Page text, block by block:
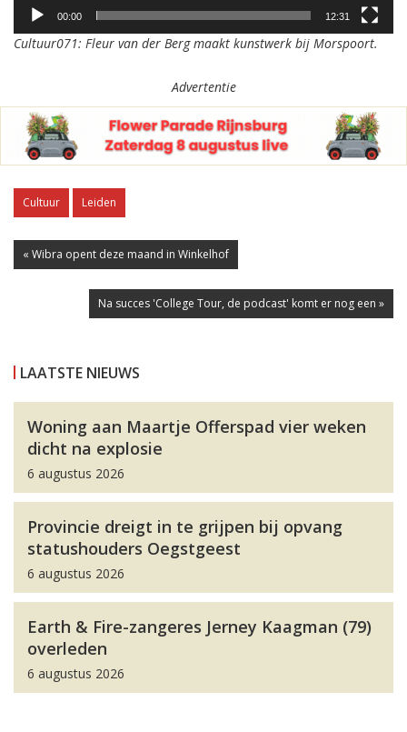
00:00 12:31
Cultuur071: Fleur van der Berg maakt kunstwerk bij Morspoort.
Advertentie
Cultuur Leiden
« Wibra opent deze maand in Winkelhof
Na succes 'College Tour, de podcast' komt er nog een »
LAATSTE NIEUWS
Woning aan Maartje Offerspad vier weken
dicht na explosie
6 augustus 2026
Provincie dreigt in te grijpen bij opvang
statushouders Oegstgeest
6 augustus 2026
Earth & Fire-zangeres Jerney Kaagman (79)
overleden
6 augustus 2026